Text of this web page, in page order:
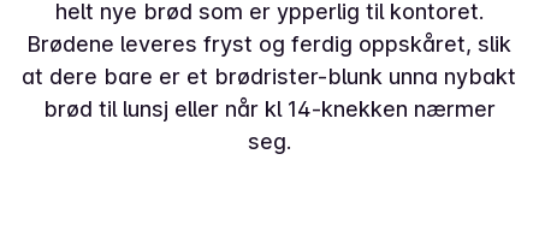
helt nye brød som er ypperlig til kontoret.
Brødene leveres fryst og ferdig oppskåret, slik
at dere bare er et brødrister-blunk unna nybakt
brød til lunsj eller når kl 14-knekken nærmer
seg.